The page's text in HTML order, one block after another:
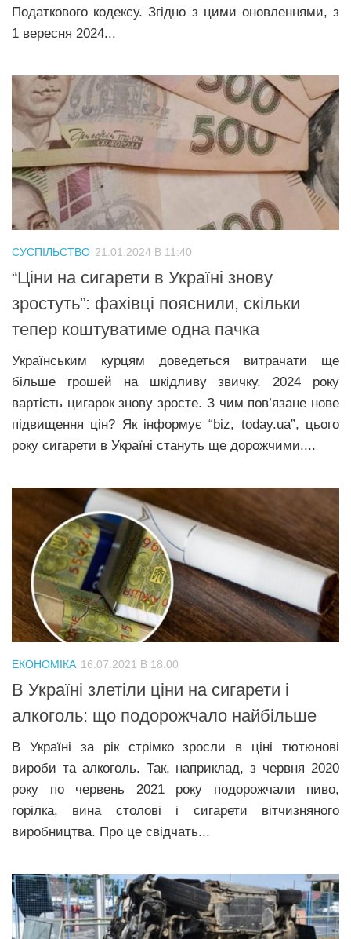
Наука
Технології
Рецепти
Привітання
Здоров’я
Події
Кримінал
Трагедії
Суспільство
Культура
Шоу-біз
#Війна
Податкового кодексу. Згідно з цими оновленнями, з
1 вересня 2024...
СУСПІЛЬСТВО 21.01.2024 В 11:40
“Ціни на сигарети в Україні знову
зростуть”: фахівці пояснили, скільки
тепер коштуватиме одна пачка
Українським курцям доведеться витрачати ще
більше грошей на шкідливу звичку. 2024 року
вартість цигарок знову зросте. З чим пов’язане нове
підвищення цін? Як інформує “biz, today.ua”, цього
року сигарети в Україні стануть ще дорожчими....
ЕКОНОМІКА 16.07.2021 В 18:00
В Україні злетіли ціни на сигарети і
алкоголь: що подорожчало найбільше
В Україні за рік стрімко зросли в ціні тютюнові
вироби та алкоголь. Так, наприклад, з червня 2020
року по червень 2021 року подорожчали пиво,
горілка, вина столові і сигарети вітчизняного
виробництва. Про це свідчать...